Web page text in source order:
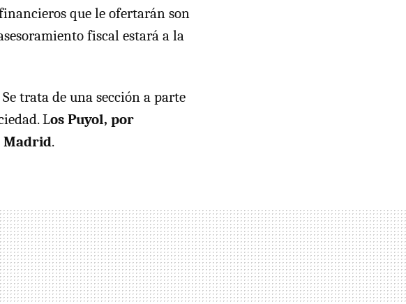
que le ofertarán son
fiscal estará a la
trata de una sección a parte
Los Puyol, por
Madrid.